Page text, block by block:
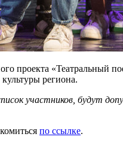
проекта «Театральный
региона.
участников, будут
по ссылке.